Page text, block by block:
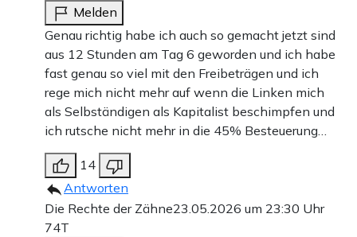
Melden
Genau richtig habe ich auch so gemacht jetzt sind
aus 12 Stunden am Tag 6 geworden und ich habe
fast genau so viel mit den Freibeträgen und ich
rege mich nicht mehr auf wenn die Linken mich
als Selbständigen als Kapitalist beschimpfen und
ich rutsche nicht mehr in die 45% Besteuerung…
14
Antworten
Die Rechte der Zähne23.05.2026 um 23:30 Uhr
74T